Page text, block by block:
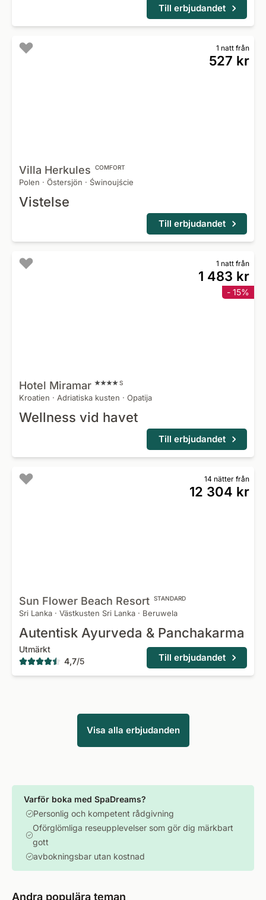
Till erbjudandet
1 natt från
527 kr
Villa Herkules COMFORT
Polen · Östersjön · Świnoujście
Vistelse
Till erbjudandet
1 natt från
1 483 kr
- 15%
Hotel Miramar S
Kroatien · Adriatiska kusten · Opatija
Wellness vid havet
Till erbjudandet
14 nätter från
12 304 kr
Sun Flower Beach Resort STANDARD
Sri Lanka · Västkusten Sri Lanka · Beruwela
Autentisk Ayurveda & Panchakarma
Utmärkt
4,7/5 Till erbjudandet
Visa alla erbjudanden
Varför boka med SpaDreams?
Personlig och kompetent rådgivning
Oförglömliga reseupplevelser som gör dig märkbart
gott
avbokningsbar utan kostnad
Andra populära teman